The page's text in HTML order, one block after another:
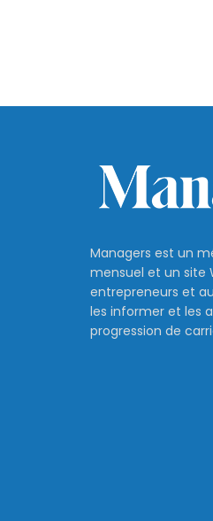
Managers est un
mensuel et un site
entrepreneurs et
les informer et les
progression de